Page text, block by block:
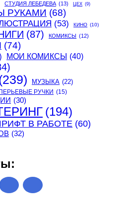
СТУДИЯ ЛЕБЕДЕВА (13) ЦЕХ (9)
РУКАМИ (68)
(53) КИНО (10)
(87) КОМИКСЫ (12)
(74)
МОИ КОМИКСЫ (40)
МУЗЫКА (22)
ПЕРЬЕВЫЕ РУЧКИ (15)
(30)
(194)
В РАБОТЕ (60)
(32)